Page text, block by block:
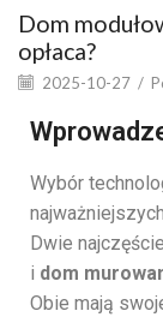
Dom
opłaca?
2025-10-27 /
Wybór
Dwie
i dom
Obie mają